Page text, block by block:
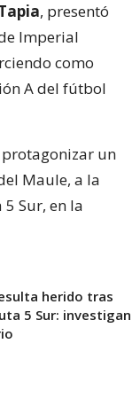
, presentó
Imperial
como
A del fútbol
un
Maule, a la
Sur, en la
herido tras
5 Sur: investigan